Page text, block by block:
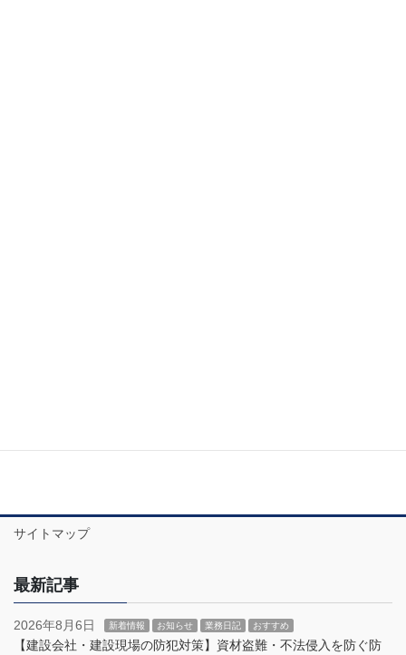
サイトマップ
最新記事
2026年8月6日 新着情報 お知らせ 業務日記 おすすめ
【建設会社・建設現場の防犯対策】資材盗難・不法侵入を防ぐ防